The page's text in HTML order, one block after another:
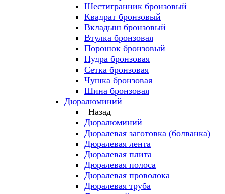
Шестигранник бронзовый
Квадрат бронзовый
Вкладыш бронзовый
Втулка бронзовая
Порошок бронзовый
Пудра бронзовая
Сетка бронзовая
Чушка бронзовая
Шина бронзовая
Дюралюминий
Назад
Дюралюминий
Дюралевая заготовка (болванка)
Дюралевая лента
Дюралевая плита
Дюралевая полоса
Дюралевая проволока
Дюралевая труба